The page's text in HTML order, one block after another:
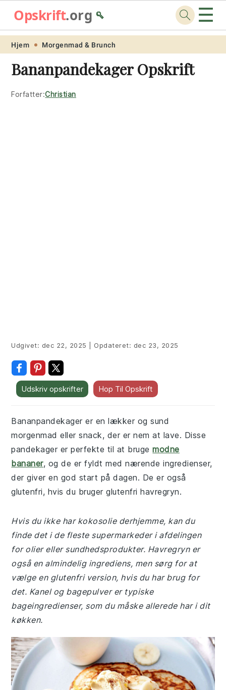
Skip
primary
navigation
Skip
main
content
Skip
primary
sidebar
Skip
footer
Opskrift.org🥄 ☰
Hjem Morgenmad & Brunch
Bananpandekager Opskrift
Forfatter:Christian
Udgivet: dec 22, 2025 Opdateret: dec 23, 2025
Udskriv opskrifter Hop Til Opskrift
Bananpandekager er en lækker og sund
morgenmad eller snack, der er nem at lave. Disse
pandekager er perfekte til at brugemodne
bananer, og de er fyldt med nærende ingredienser,
der giver en god start på dagen. De er også
glutenfri, hvis du bruger glutenfri havregryn.
Hvis du ikke har kokosolie derhjemme, kan du
finde det i de fleste supermarkeder i afdelingen
for olier eller sundhedsprodukter. Havregryn er
også en almindelig ingrediens, men sørg for at
vælge en glutenfri version, hvis du har brug for
det. Kanel og bagepulver er typiske
bageingredienser, som du måske allerede har i dit
køkken.